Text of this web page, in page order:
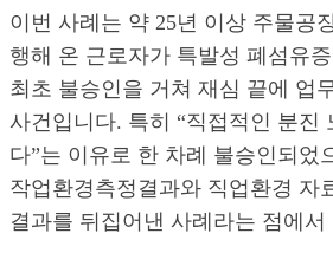
이번 사례는 약 25년 이상 주물공
행해 온 근로자가 특발성 폐섬유
최초 불승인을 거쳐 재심 끝에 업
사건입니다. 특히 “직접적인 분진
다”는 이유로 한 차례 불승인되었
작업환경측정결과와 직업환경 자
결과를 뒤집어낸 사례라는 점에